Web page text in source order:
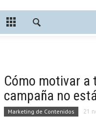
Cómo motivar a
campaña no
Marketing de Contenidos 21